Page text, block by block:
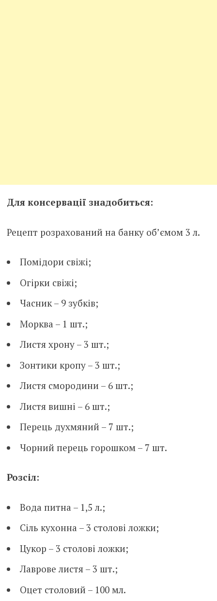
Для консервації знадобиться:
Рецепт розрахований на банку об’ємом 3 л.
Помідори свіжі;
Огірки свіжі;
Часник – 9 зубків;
Морква – 1 шт.;
Листя хрону – 3 шт.;
Зонтики кропу – 3 шт.;
Листя смородини – 6 шт.;
Листя вишні – 6 шт.;
Перець духмяний – 7 шт.;
Чорний перець горошком – 7 шт.
Розсіл:
Вода питна – 1,5 л.;
Сіль кухонна – 3 столові ложки;
Цукор – 3 столові ложки;
Лаврове листя – 3 шт.;
Оцет столовий – 100 мл.